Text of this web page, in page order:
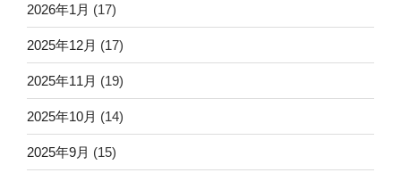
2026年1月 (17)
2025年12月 (17)
2025年11月 (19)
2025年10月 (14)
2025年9月 (15)